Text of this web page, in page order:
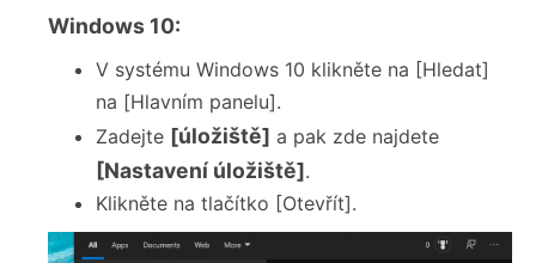
Windows 10:
V systému Windows 10 klikněte na [Hledat]
na [Hlavním panelu].
Zadejte [úložiště] a pak zde najdete
[Nastavení úložiště].
Klikněte na tlačítko [Otevřít].